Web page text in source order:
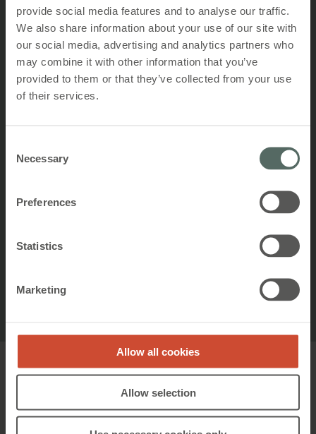
provide social media features and to analyse our traffic.
We also share information about your use of our site with
our social media, advertising and analytics partners who
may combine it with other information that you’ve
provided to them or that they’ve collected from your use
of their services.
Selection
Necessary
Preferences
Statistics
Marketing
Allow all cookies
Allow selection
Lavere energiforbruk
Systemene våre tjener seg inn på